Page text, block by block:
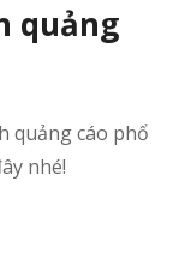
quảng
quảng cáo phổ
nhé!